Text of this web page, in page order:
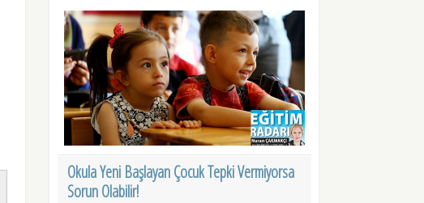
Okula Yeni Başlayan Çocuk Tepki Vermiyorsa
Sorun Olabilir!